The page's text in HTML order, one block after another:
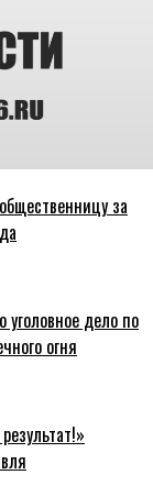
за
уголовное дело по
огня